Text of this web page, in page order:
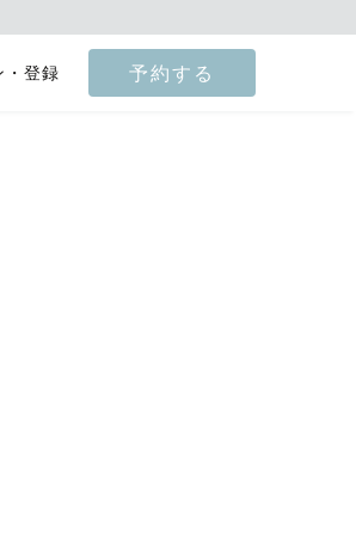
・登録 予約する